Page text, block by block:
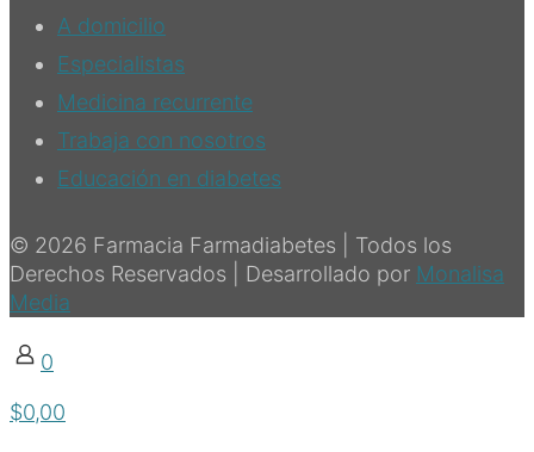
A domicilio
Especialistas
Medicina recurrente
Trabaja con nosotros
Educación en diabetes
© 2026 Farmacia Farmadiabetes | Todos los
Derechos Reservados | Desarrollado por Monalisa
Media
0
$0,00